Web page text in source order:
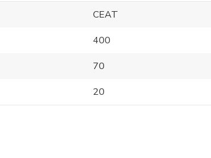
CEAT
400
70
20